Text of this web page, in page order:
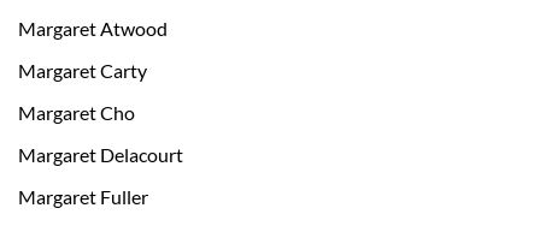
Margaret Atwood
Margaret Carty
Margaret Cho
Margaret Delacourt
Margaret Fuller